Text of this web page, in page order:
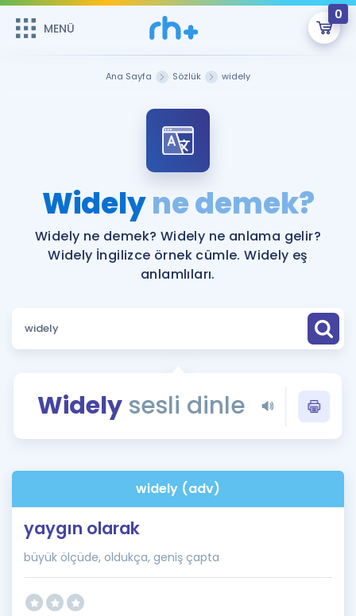
MENÜ
0
Şifremi Hatırlamıyorum
ÜYE DEĞİLİM
Sepetin Şu An Boş.
Remzi Hoca ile seni sınava hazırlayacak onlarca eğitim seni
bekliyor!
MENÜ
Katılımcı Görüşleri
Faydalı Araçlar
Sözlük
Rehberlik Aracı
ÖSYM Sınav Takvimi
Kampanyalar
Blog
Hakkımızda
Ana Sayfa Sözlük widely
Widelyne demek?
Widely ne demek? Widely ne anlama gelir?
Widely İngilizce örnek cümle. Widely eş
anlamlıları.
Widely sesli dinle
widely (adv)
yaygın olarak
büyük ölçüde, oldukça, geniş çapta